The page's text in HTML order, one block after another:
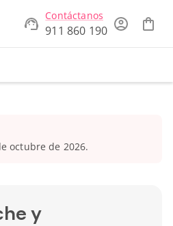
Contáctanos
911 860 190
octubre de 2026.
y